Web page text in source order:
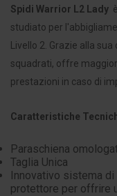
Spidi Warrior L2 Lady
studiato per
Livello 2. Grazie alla
squadrati, offre
prestazioni in caso di
Caratteristiche
Paraschiena
Taglia Unica
Innovativo sistema
protettore per offrire